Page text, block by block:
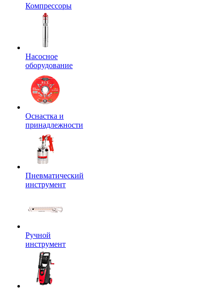
Компрессоры
Насосное
оборудование
Оснастка и
принадлежности
Пневматический
инструмент
Ручной
инструмент